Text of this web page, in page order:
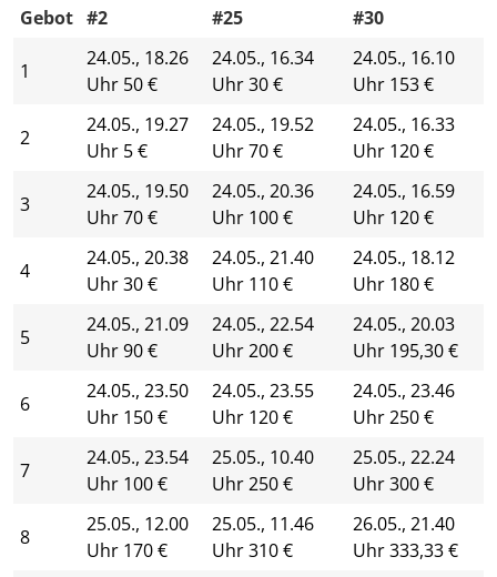
Gebot #2 #25 #30
1
24.05., 18.26
Uhr 50 €
24.05., 16.34
Uhr 30 €
24.05., 16.10
Uhr 153 €
2
24.05., 19.27
Uhr 5 €
24.05., 19.52
Uhr 70 €
24.05., 16.33
Uhr 120 €
3
24.05., 19.50
Uhr 70 €
24.05., 20.36
Uhr 100 €
24.05., 16.59
Uhr 120 €
4
24.05., 20.38
Uhr 30 €
24.05., 21.40
Uhr 110 €
24.05., 18.12
Uhr 180 €
5
24.05., 21.09
Uhr 90 €
24.05., 22.54
Uhr 200 €
24.05., 20.03
Uhr 195,30 €
6
24.05., 23.50
Uhr 150 €
24.05., 23.55
Uhr 120 €
24.05., 23.46
Uhr 250 €
7
24.05., 23.54
Uhr 100 €
25.05., 10.40
Uhr 250 €
25.05., 22.24
Uhr 300 €
8
25.05., 12.00
Uhr 170 €
25.05., 11.46
Uhr 310 €
26.05., 21.40
Uhr 333,33 €